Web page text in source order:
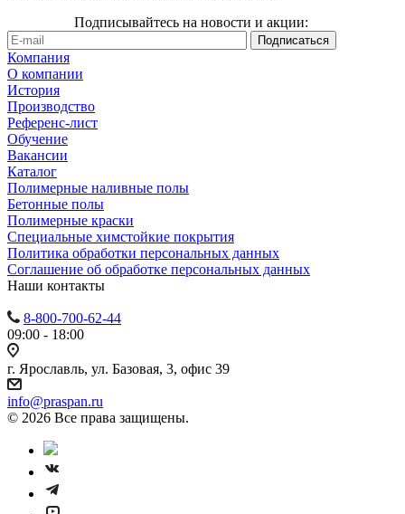
Подписывайтесь на новости и акции:
Компания
О компании
История
Производство
Референс-лист
Обучение
Вакансии
Каталог
Полимерные наливные полы
Бетонные полы
Полимерные краски
Специальные химстойкие покрытия
Политика обработки персональных данных
Cоглашение об обработке персональных данных
Наши контакты
8-800-700-62-44
09:00 - 18:00
г. Ярославль, ул. Базовая, 3, офис 39
info@praspan.ru
© 2026 Все права защищены.